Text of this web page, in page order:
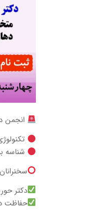
انجمن
شناسه
دکتر
حفاظت